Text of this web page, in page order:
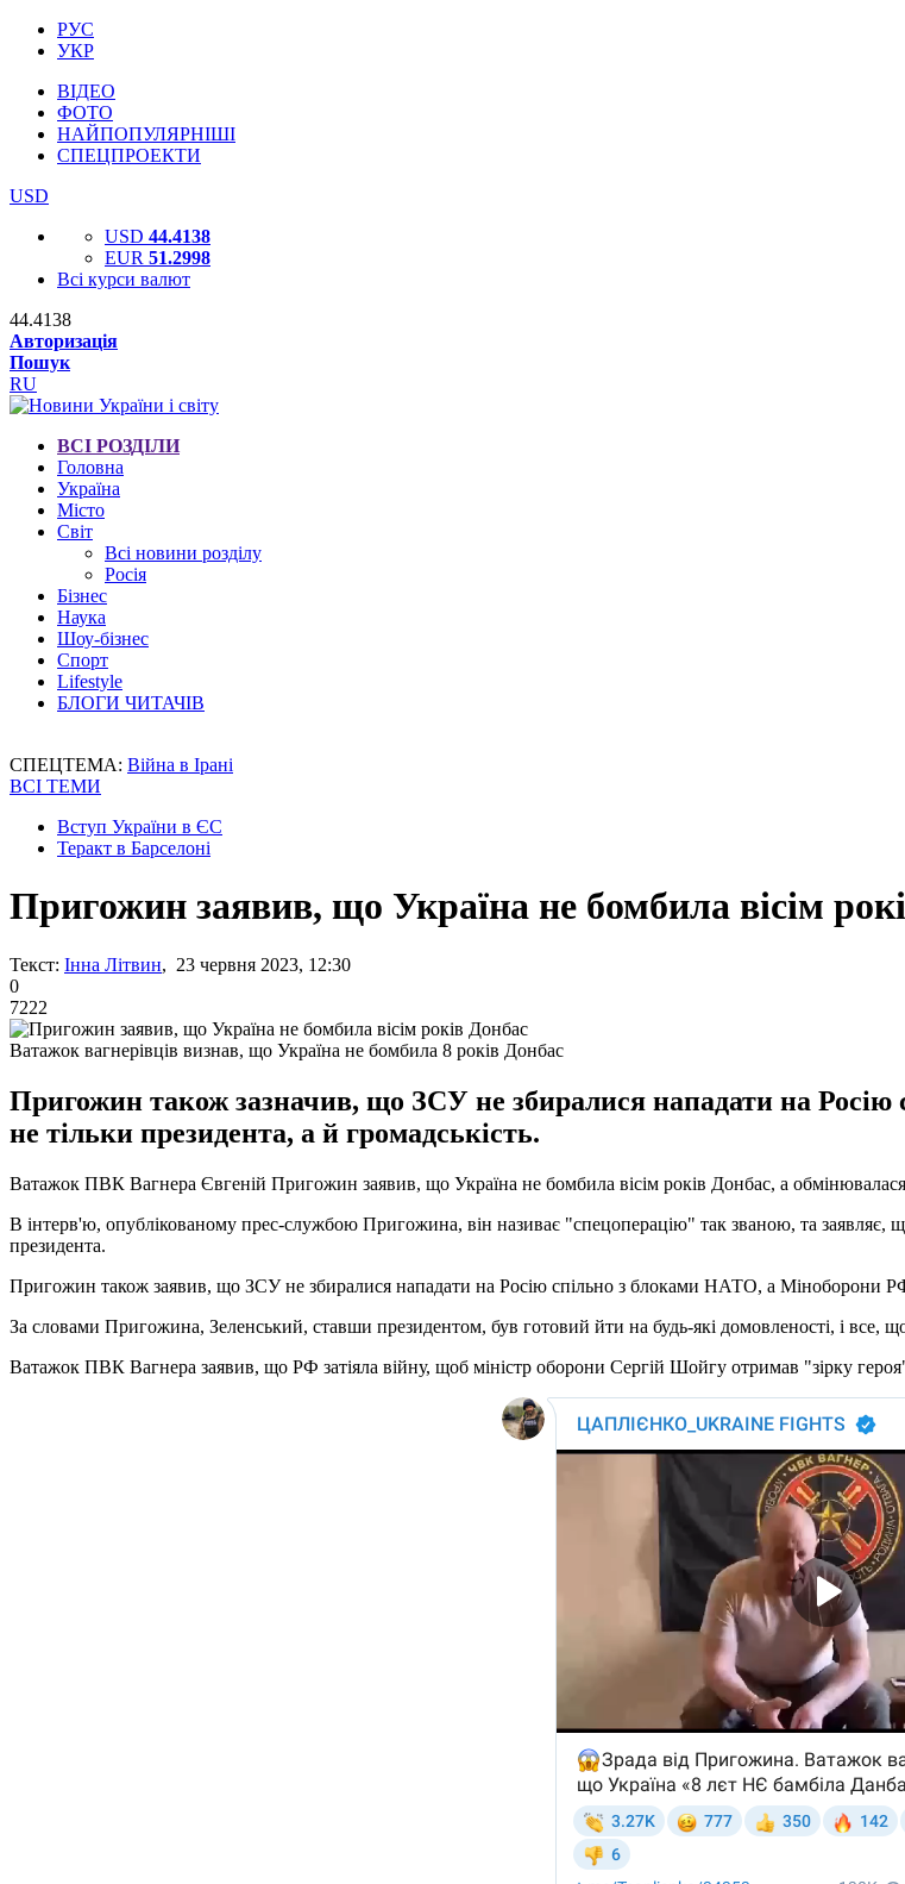
РУС
УКР
ВІДЕО
ФОТО
НАЙПОПУЛЯРНІШІ
СПЕЦПРОЕКТИ
USD
USD 44.4138
EUR 51.2998
Всі курси валют
44.4138
Авторизація
Пошук
RU
ВСІ РОЗДІЛИ
Головна
Україна
Місто
Світ
Всі новини розділу
Росія
Бізнес
Наука
Шоу-бізнес
Спорт
Lifestyle
БЛОГИ ЧИТАЧІВ
СПЕЦТЕМА: Війна в Ірані
ВСІ ТЕМИ
Вступ України в ЄС
Теракт в Барселоні
Пригожин заявив, що Україна не бомбила вісім
Текст: Інна Літвин, 23 червня 2023, 12:30
0
7222
Ватажок вагнерівців визнав, що Україна не бомбила 8 років Донбас
Пригожин також зазначив, що ЗСУ не збиралися нападати на
не тільки президента, а й громадськість.
Ватажок ПВК Вагнера Євгеній Пригожин заявив, що Україна не бомбила вісім років Донбас, а
В інтерв'ю, опублікованому прес-службою Пригожина, він називає "спецоперацію" так званою, та заявляє,
президента.
Пригожин також заявив, що ЗСУ не збиралися нападати на Росію спільно з блоками НАТО, а Міноборони РФ
За словами Пригожина, Зеленський, ставши президентом, був готовий йти на будь-які домовленості, і все,
Ватажок ПВК Вагнера заявив, що РФ затіяла війну, щоб міністр оборони Сергій Шойгу отримав "зірку